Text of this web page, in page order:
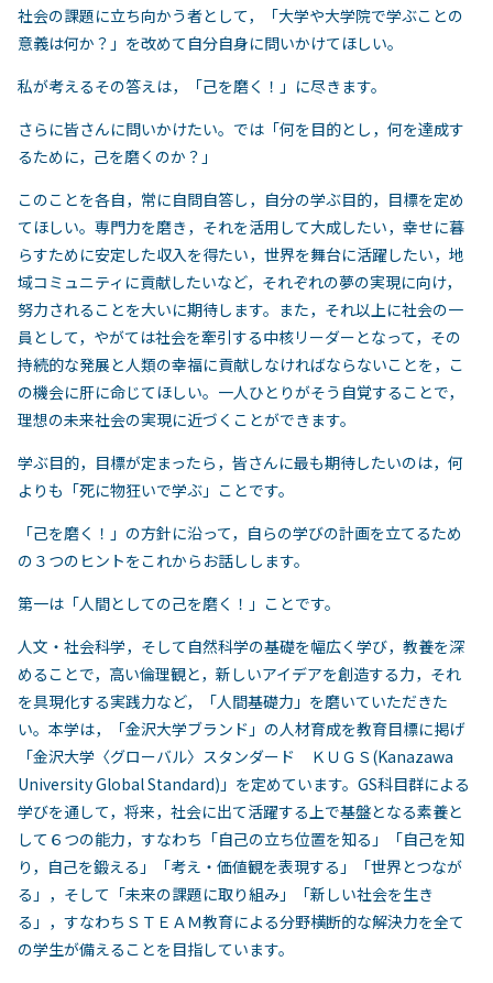
社会の課題に立ち向かう者として，「大学や大学院で学ぶことの
意義は何か？」を改めて自分自身に問いかけてほしい。
私が考えるその答えは，「己を磨く！」に尽きます。
さらに皆さんに問いかけたい。では「何を目的とし，何を達成す
るために，己を磨くのか？」
このことを各自，常に自問自答し，自分の学ぶ目的，目標を定め
てほしい。専門力を磨き，それを活用して大成したい，幸せに暮
らすために安定した収入を得たい，世界を舞台に活躍したい，地
域コミュニティに貢献したいなど，それぞれの夢の実現に向け，
努力されることを大いに期待します。また，それ以上に社会の一
員として，やがては社会を牽引する中核リーダーとなって，その
持続的な発展と人類の幸福に貢献しなければならないことを，こ
の機会に肝に命じてほしい。一人ひとりがそう自覚することで，
理想の未来社会の実現に近づくことができます。
学ぶ目的，目標が定まったら，皆さんに最も期待したいのは，何
よりも「死に物狂いで学ぶ」ことです。
「己を磨く！」の方針に沿って，自らの学びの計画を立てるため
の３つのヒントをこれからお話しします。
第一は「人間としての己を磨く！」ことです。
人文・社会科学，そして自然科学の基礎を幅広く学び，教養を深
めることで，高い倫理観と，新しいアイデアを創造する力，それ
を具現化する実践力など，「人間基礎力」を磨いていただきた
い。本学は，「金沢大学ブランド」の人材育成を教育目標に掲げ
「金沢大学〈グローバル〉スタンダード ＫＵＧＳ(Kanazawa
University Global Standard)」を定めています。GS科目群による
学びを通して，将来，社会に出て活躍する上で基盤となる素養と
して６つの能力，すなわち「自己の立ち位置を知る」「自己を知
り，自己を鍛える」「考え・価値観を表現する」「世界とつなが
る」，そして「未来の課題に取り組み」「新しい社会を生き
る」，すなわちＳＴＥＡＭ教育による分野横断的な解決力を全て
の学生が備えることを目指しています。